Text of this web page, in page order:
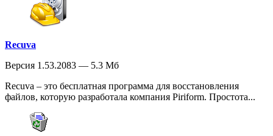
Recuva
Версия 1.53.2083 — 5.3 Мб
Recuva – это бесплатная программа для восстановления
файлов, которую разработала компания Piriform. Простота...